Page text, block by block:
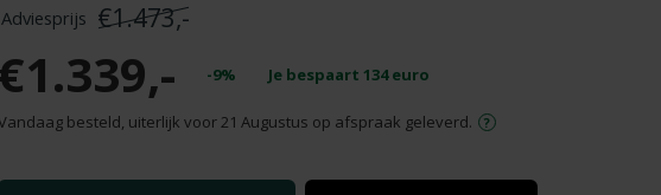
€1.473,-
€1.339,- -9% Je bespaart 134euro
besteld, uiterlijk voor 21 Augustus op afspraak geleverd.